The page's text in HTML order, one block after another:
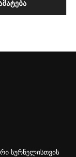
სურნელისთვის